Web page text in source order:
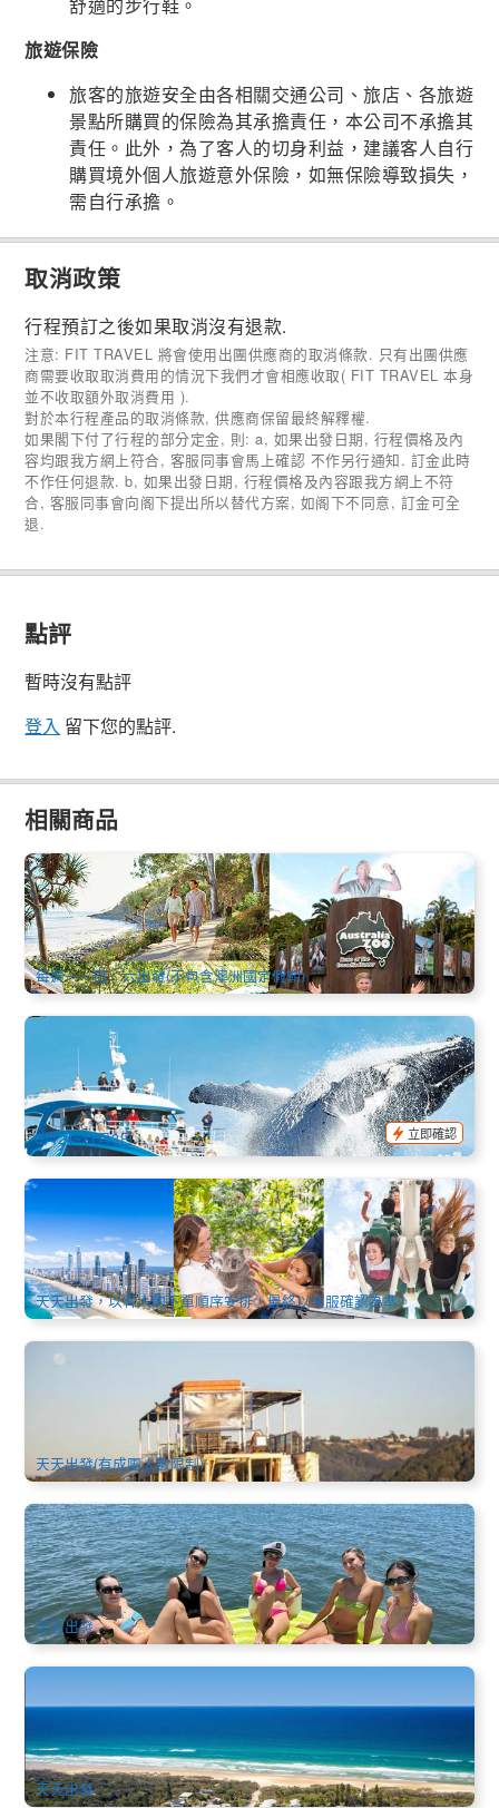
旅遊保險
旅客的旅遊安全由各相關交通公司、旅店、各旅遊
景點所購買的保險為其承擔責任，本公司不承擔其
責任。此外，為了客人的切身利益，建議客人自行
購買境外個人旅遊意外保險，如無保險導致損失，
需自行承擔。
取消政策
行程預訂之後如果取消沒有退款.
注意: FIT TRAVEL 將會使用出團供應商的取消條款. 只有出團供應
商需要收取取消費用的情況下我們才會相應收取( FIT TRAVEL 本身
並不收取額外取消費用 ).
對於本行程產品的取消條款, 供應商保留最終解釋權.
如果閣下付了行程的部分定金, 則: a, 如果出發日期, 行程價格及內
容均跟我方網上符合, 客服同事會馬上確認 不作另行通知. 訂金此時
不作任何退款. b, 如果出發日期, 行程價格及內容跟我方網上不符
合, 客服同事會向阁下提出所以替代方案, 如阁下不同意, 訂金可全
退.
點評
暫時沒有點評
登入 留下您的點評.
相關商品
澳洲動物園(Australia Zoo)鱷魚先生+陽光海岸一日遊 (布里斯
本/黃金海岸出發)
1.8k 已預訂
AUD $156.00 $159.00
BNE02110
每週一、四、六出發(不包含澳洲國定假期)
最佳季節 | 黃金海岸 海洋世界季節賞鯨船 5-11月 Sea World
Cruises Whale Watch
2.3k 已預訂
AUD $89.00 $95.00
OOL01122
5月24~11月3日
立即確認
黃金海岸中文包車服務 | 50-57座 (機場酒店接送, 市區觀光, 景
點暢遊, 跨城接駁)
688 已預訂
AUD $507.00
OOL01013
天天出發，以客人的下單順序安排，最終以客服確認為準。
半天雨林生態翠兒河遊船 Tweed River and Rainforest Cruise
$ 104.00
OOL01155
天天出發(有成團人數限制)
黃金海岸私人遊艇包船｜Sun Sailing 水上歡樂時光 4 小時
108 已預訂
AUD $1,483.00 $1,500.00
OOL01222
天天出發
光影秀 (荷維灣出發)翠鳥灣度假村 Kgari - 5 Day 4 Night
74 已預訂
AUD $1,169.00
BNE02179
天天出發